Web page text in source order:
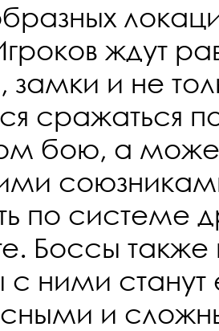
ждут
замки и не
сражаться
бою, а
по системе
Боссы также
с ними
и